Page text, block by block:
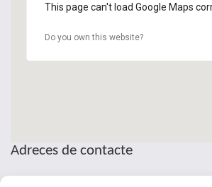
This page can't load Google Maps
Do you own this website?
Adreces de contacte